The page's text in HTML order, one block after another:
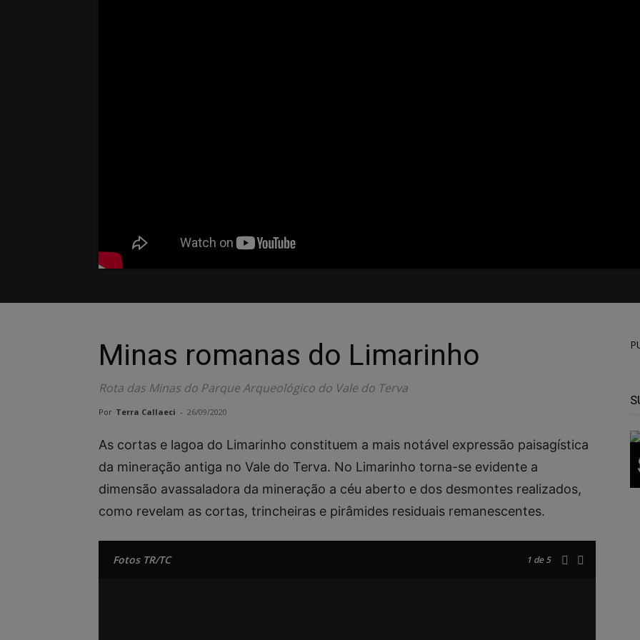
Minas romanas do Limarinho
Rota das Minas do Parque Arqueológico do Vale do Terva
Por Terra Callaeci - 26/09/2020
As cortas e lagoa do Limarinho constituem a mais notável expressão paisagística
da mineração antiga no Vale do Terva. No Limarinho torna-se evidente a
dimensão avassaladora da mineração a céu aberto e dos desmontes realizados,
como revelam as cortas, trincheiras e pirâmides residuais remanescentes.
Fotos TR/TC 1 de 5